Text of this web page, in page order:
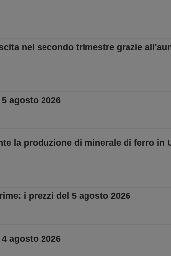
nel secondo trimestre grazie
agosto 2026
la produzione di minerale di ferro in
i prezzi del 5 agosto 2026
agosto 2026